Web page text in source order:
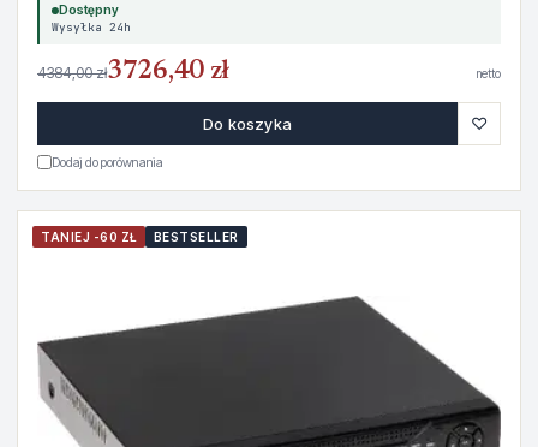
Dostępny
Wysyłka 24h
4384,00 zł3726,40 zł netto
Do koszyka ♡
Dodaj do porównania
TANIEJ -60 ZŁ BESTSELLER